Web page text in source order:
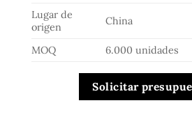
Lugar de
origen
China
MOQ 6.000 unidades
Solicitar